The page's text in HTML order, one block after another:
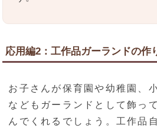
応用編2：工作品ガーランドの作
お子さんが保育園や幼稚園、
などもガーランドとして飾っ
んでくれるでしょう。工作品